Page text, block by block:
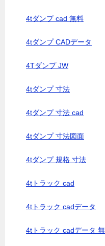
4tダンプ cad 無料
4tダンプ CADデータ
4Tダンプ JW
4tダンプ 寸法
4tダンプ 寸法 cad
4tダンプ 寸法図面
4tダンプ 規格 寸法
4tトラック cad
4tトラック cadデータ
4tトラック cadデータ